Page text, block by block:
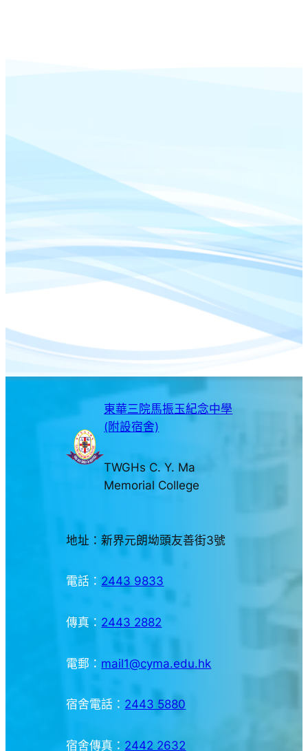
東華三院馬振玉紀念中學
(附設宿舍)
TWGHs C. Y. Ma
Memorial College
地址：新界元朗坳頭友善街3號
電話： 2443 9833
傳真： 2443 2882
電郵： mail1@cyma.edu.hk
宿舍電話： 2443 5880
宿舍傳真： 2442 2632